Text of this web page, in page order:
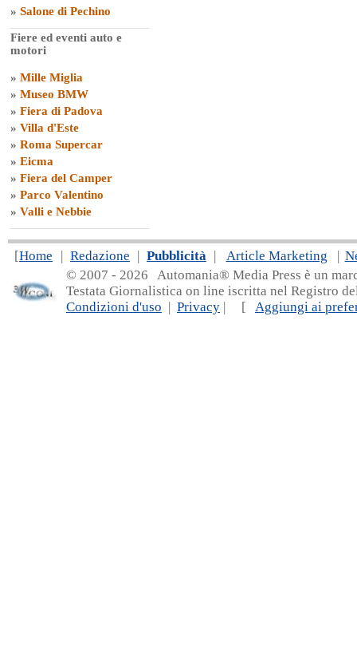
» Salone di Pechino
Fiere ed eventi auto e
motori
» Mille Miglia
» Museo BMW
» Fiera di Padova
» Villa d'Este
» Roma Supercar
» Eicma
» Fiera del Camper
» Parco Valentino
» Valli e Nebbie
[Home | Redazione | Pubblicità | Article Marketing |
© 2007 - 2026 Automania® Media Press è un
Testata Giornalistica on line iscritta nel Registro
Condizioni d'uso | Privacy | [ Aggiungi ai